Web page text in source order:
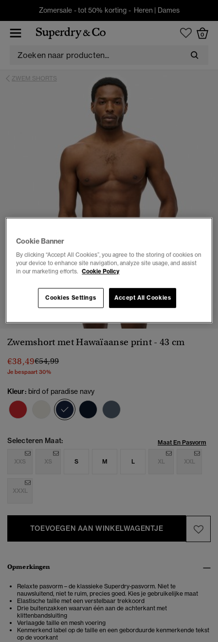
Zomersale - tot 50% korting - Heren | Dames
0
ZWEM SHORTS
1 2 3 5 6 7
Zwemshort met Hawaïaanse print - 43 cm
€38,49Prijs verlaagd van
€54,99naar
Je bespaart 30%
Kleur: bird of paradise navy
geselecteerd
Selecteren Maat: Maat En Pasvorm
XXS XS S M L XL XXL
XXXL
TOEVOEGEN AAN WINKELWAGENTJE
Opmerkingen
Relaxte pasvorm – de klassieke Superdry-pasvorm. Niet te
nauwsluitend, niet te ruim, precies goed. Kies je gebruikelijke maat
Elastische taille met een verstelbaar trekkoord
Drie buitenzakken waarvan één aan de achterkant met
klittenbandsluiting
Verlaagde taille en mesh voering
Kenmerkend label op de taille en een geborduurde kenmerkende tekst
op de voorkant
Cookie Banner
By clicking “Accept All Cookies”, you agree to the storing of cookies on
your device to enhance site navigation, analyze site usage, and assist
in our marketing efforts. Cookie Policy
Cookies Settings Accept All Cookies